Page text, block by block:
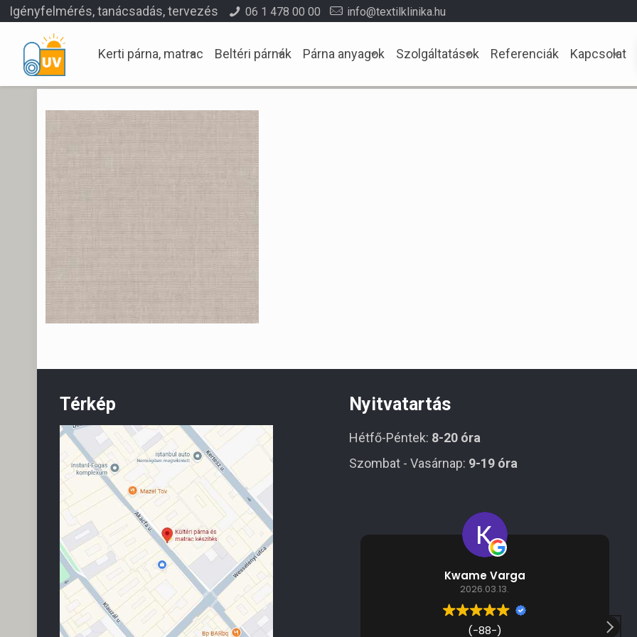
Igényfelmérés, tanácsadás, tervezés 06 1 478 00 00 info@textilklinika.hu
Kerti párna, matrac Beltéri párnák Párna anyagok Szolgáltatások Referenciák Kapcsolat
Térkép Nyitvatartás
Hétfő-Péntek: 8-20 óra
Szombat - Vasárnap: 9-19 óra
Kwame Varga
2026.03.13.
(-88-)